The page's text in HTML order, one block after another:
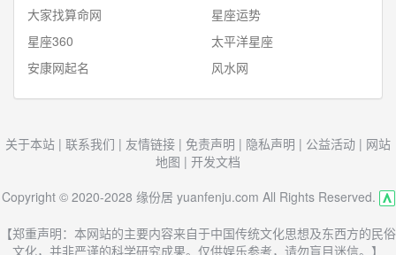
大家找算命网
星座运势
星座360
太平洋星座
安康网起名
风水网
关于本站 | 联系我们 | 友情链接 | 免责声明 | 隐私声明 | 公益活动 | 网站
地图 | 开发文档
Copyright © 2020-2028 缘份居 yuanfenju.com All Rights Reserved.
【郑重声明：本网站的主要内容来自于中国传统文化思想及东西方的民俗
文化，并非严谨的科学研究成果。仅供娱乐参考，请勿盲目迷信。】